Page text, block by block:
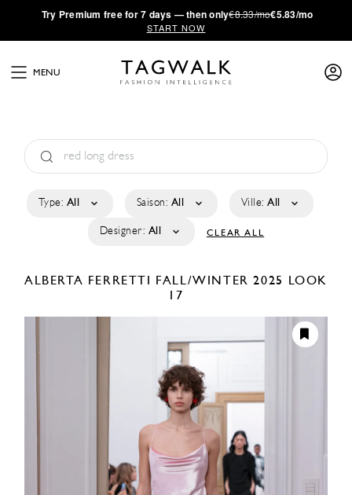
·Try Premium free for 7 days — then only€8.33/mo€5.83/mo
START NOW
MENU
Type: All Saison: All Ville: All
Designer: All CLEAR ALL
ALBERTA FERRETTI FALL/WINTER 2025
LOOK
17